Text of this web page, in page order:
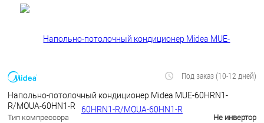
Под заказ (10-12 дней)
Напольно-потолочный кондиционер Midea MUE-60HRN1-
R/MOUA-60HN1-R
Тип компрессора
Не инвертор